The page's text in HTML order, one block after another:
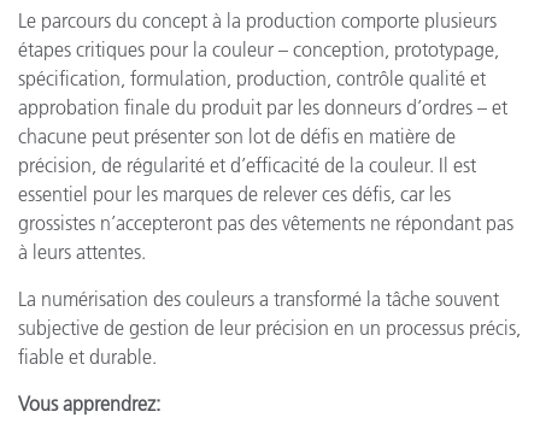
Le parcours du concept à la production comporte plusieurs
étapes critiques pour la couleur – conception, prototypage,
spécification, formulation, production, contrôle qualité et
approbation finale du produit par les donneurs d’ordres – et
chacune peut présenter son lot de défis en matière de
précision, de régularité et d’efficacité de la couleur. Il est
essentiel pour les marques de relever ces défis, car les
grossistes n’accepteront pas des vêtements ne répondant pas
à leurs attentes.
La numérisation des couleurs a transformé la tâche souvent
subjective de gestion de leur précision en un processus précis,
fiable et durable.
Vous apprendrez: